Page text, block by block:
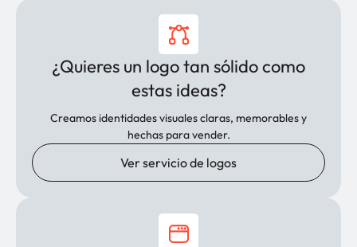
¿Quieres un logo tan sólido como
estas ideas?
Creamos identidades visuales claras, memorables y
hechas para vender.
Ver servicio de logos